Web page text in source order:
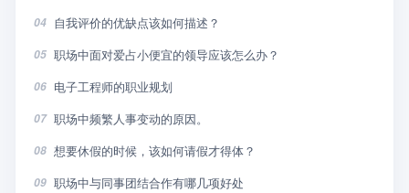
04 自我评价的优缺点该如何描述？
05 职场中面对爱占小便宜的领导应该怎么办？
06 电子工程师的职业规划
07 职场中频繁人事变动的原因。
08 想要休假的时候，该如何请假才得体？
09 职场中与同事团结合作有哪几项好处